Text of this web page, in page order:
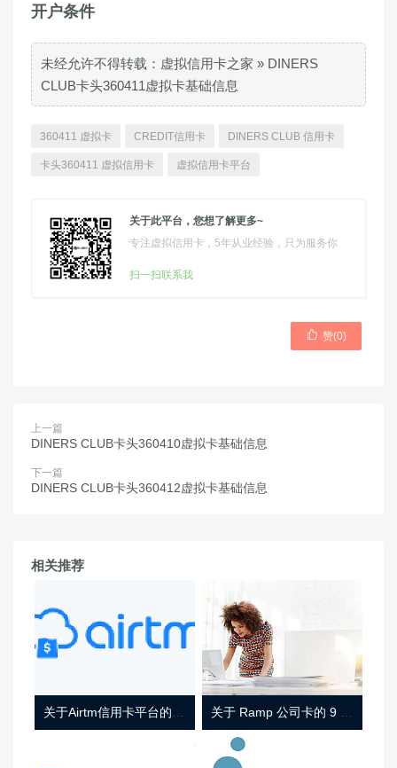
开户条件
未经允许不得转载： 虚拟信用卡之家 » DINERS
CLUB卡头360411虚拟卡基础信息
360411 虚拟卡 CREDIT信用卡 DINERS CLUB 信用卡
卡头360411 虚拟信用卡 虚拟信用卡平台
关于此平台，您想了解更多~
专注虚拟信用卡，5年从业经验，只为服务你
扫一扫联系我
 赞(0)
上一篇
DINERS CLUB卡头360410虚拟卡基础信息
下一篇
DINERS CLUB卡头360412虚拟卡基础信息
相关推荐